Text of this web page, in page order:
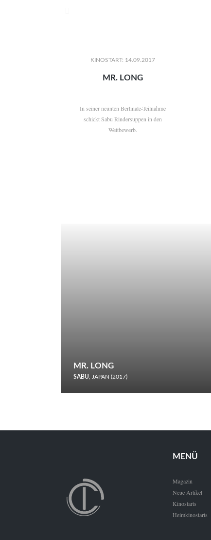
KINOSTART: 14.09.2017
MR. LONG
In seiner neunten Berlinale-Teilnahme
schickt Sabu Rindersuppen in den
Wettbewerb.
MR. LONG
SABU, JAPAN (2017)
den Wettbewerb.
MENÜ
Magazin
Neue Artikel
Kinostarts
Heimkinostarts